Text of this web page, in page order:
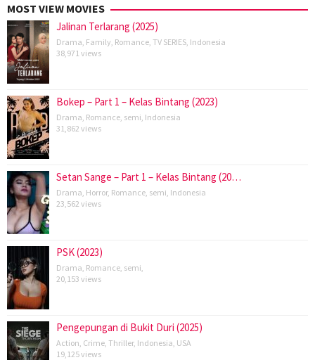
MOST VIEW MOVIES
Jalinan Terlarang (2025)
Drama Family Romance TV SERIES Indonesia
38,971 views
Bokep – Part 1 – Kelas Bintang (2023)
Drama Romance semi Indonesia
31,862 views
Setan Sange – Part 1 – Kelas Bintang (20…
Drama Horror, Romance semi Indonesia
23,562 views
PSK (2023)
Drama Romance semi
20,153 views
Pengepungan di Bukit Duri (2025)
Action Crime Thriller, Indonesia USA
19,125 views